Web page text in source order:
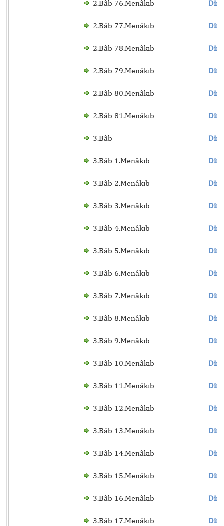
2.Bâb 76.Menâkıb
2.Bâb 77.Menâkıb
2.Bâb 78.Menâkıb
2.Bâb 79.Menâkıb
2.Bâb 80.Menâkıb
2.Bâb 81.Menâkıb
3.Bâb
3.Bâb 1.Menâkıb
3.Bâb 2.Menâkıb
3.Bâb 3.Menâkıb
3.Bâb 4.Menâkıb
3.Bâb 5.Menâkıb
3.Bâb 6.Menâkıb
3.Bâb 7.Menâkıb
3.Bâb 8.Menâkıb
3.Bâb 9.Menâkıb
3.Bâb 10.Menâkıb
3.Bâb 11.Menâkıb
3.Bâb 12.Menâkıb
3.Bâb 13.Menâkıb
3.Bâb 14.Menâkıb
3.Bâb 15.Menâkıb
3.Bâb 16.Menâkıb
3.Bâb 17.Menâkıb